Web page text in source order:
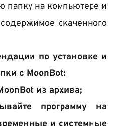
папку на компьютере и
скаченного
по установке и
с MoonBot:
из архива;
программу на
и системные